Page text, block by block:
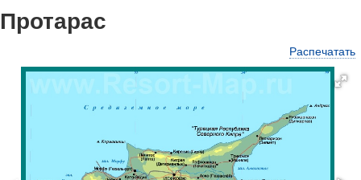
Протарас
Распечатать